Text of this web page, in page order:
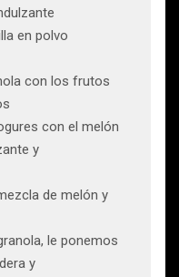
en polvo
con los frutos
con el melón
y
de melón y
le ponemos
y